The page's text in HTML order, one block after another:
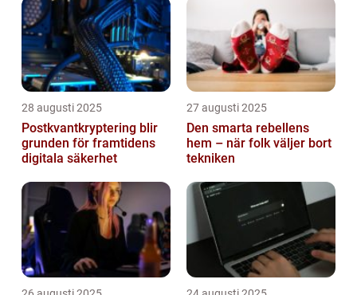
28 augusti 2025
Postkvantkryptering blir
grunden för framtidens
digitala säkerhet
27 augusti 2025
Den smarta rebellens
hem – när folk väljer bort
tekniken